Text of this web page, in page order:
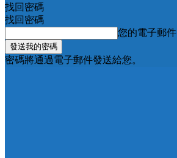
找回密碼
找回密碼
您的電子郵件
密碼將通過電子郵件發送給您。